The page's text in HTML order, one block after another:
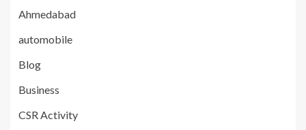
Ahmedabad
automobile
Blog
Business
CSR Activity